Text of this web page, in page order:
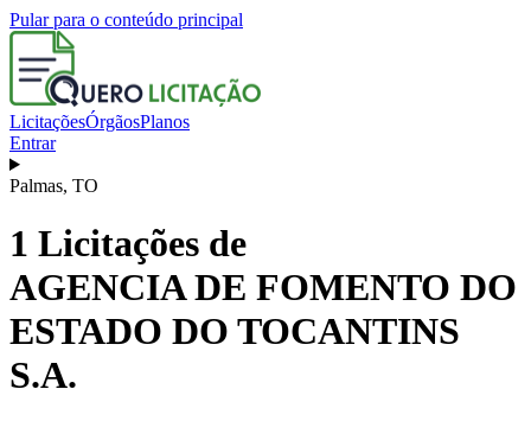
Pular para o conteúdo principal
LicitaçõesÓrgãosPlanos
Entrar
Palmas, TO
1 Licitações de
AGENCIA DE FOMENTO DO
ESTADO DO TOCANTINS
S.A.